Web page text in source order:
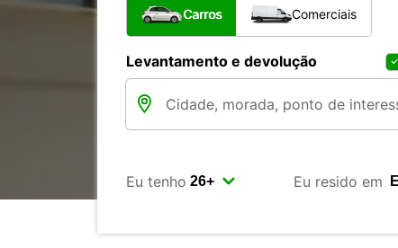
Carros Comerciais
Levantamento e devolução
Eu tenho Eu resido em